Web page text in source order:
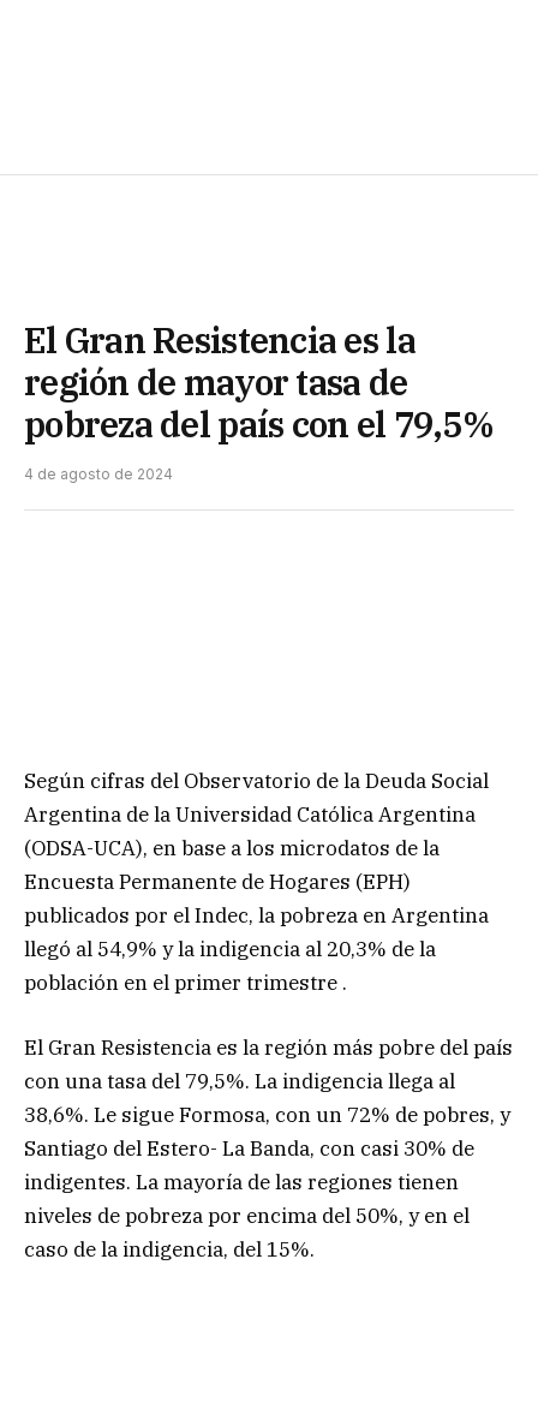
El Gran Resistencia es la
región de mayor tasa de
pobreza del país con el 79,5%
4 de agosto de 2024
Según cifras del Observatorio de la Deuda Social
Argentina de la Universidad Católica Argentina
(ODSA-UCA), en base a los microdatos de la
Encuesta Permanente de Hogares (EPH)
publicados por el Indec, la pobreza en Argentina
llegó al 54,9% y la indigencia al 20,3% de la
población en el primer trimestre .
El Gran Resistencia es la región más pobre del país
con una tasa del 79,5%. La indigencia llega al
38,6%. Le sigue Formosa, con un 72% de pobres, y
Santiago del Estero- La Banda, con casi 30% de
indigentes. La mayoría de las regiones tienen
niveles de pobreza por encima del 50%, y en el
caso de la indigencia, del 15%.